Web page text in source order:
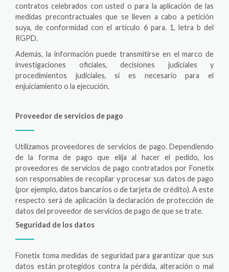
contratos celebrados con usted o para la aplicación de las
medidas precontractuales que se lleven a cabo a petición
suya, de conformidad con el artículo 6 para. 1, letra b del
RGPD.
Además, la información puede transmitirse en el marco de
investigaciones oficiales, decisiones judiciales y
procedimientos judiciales, si es necesario para el
enjuiciamiento o la ejecución.
Proveedor de servicios de pago
Utilizamos proveedores de servicios de pago. Dependiendo
de la forma de pago que elija al hacer el pedido, los
proveedores de servicios de pago contratados por Fonetix
son responsables de recopilar y procesar sus datos de pago
(por ejemplo, datos bancarios o de tarjeta de crédito). A este
respecto será de aplicación la declaración de protección de
datos del proveedor de servicios de pago de que se trate.
Seguridad de los datos
Fonetix toma medidas de seguridad para garantizar que sus
datos están protegidos contra la pérdida, alteración o mal